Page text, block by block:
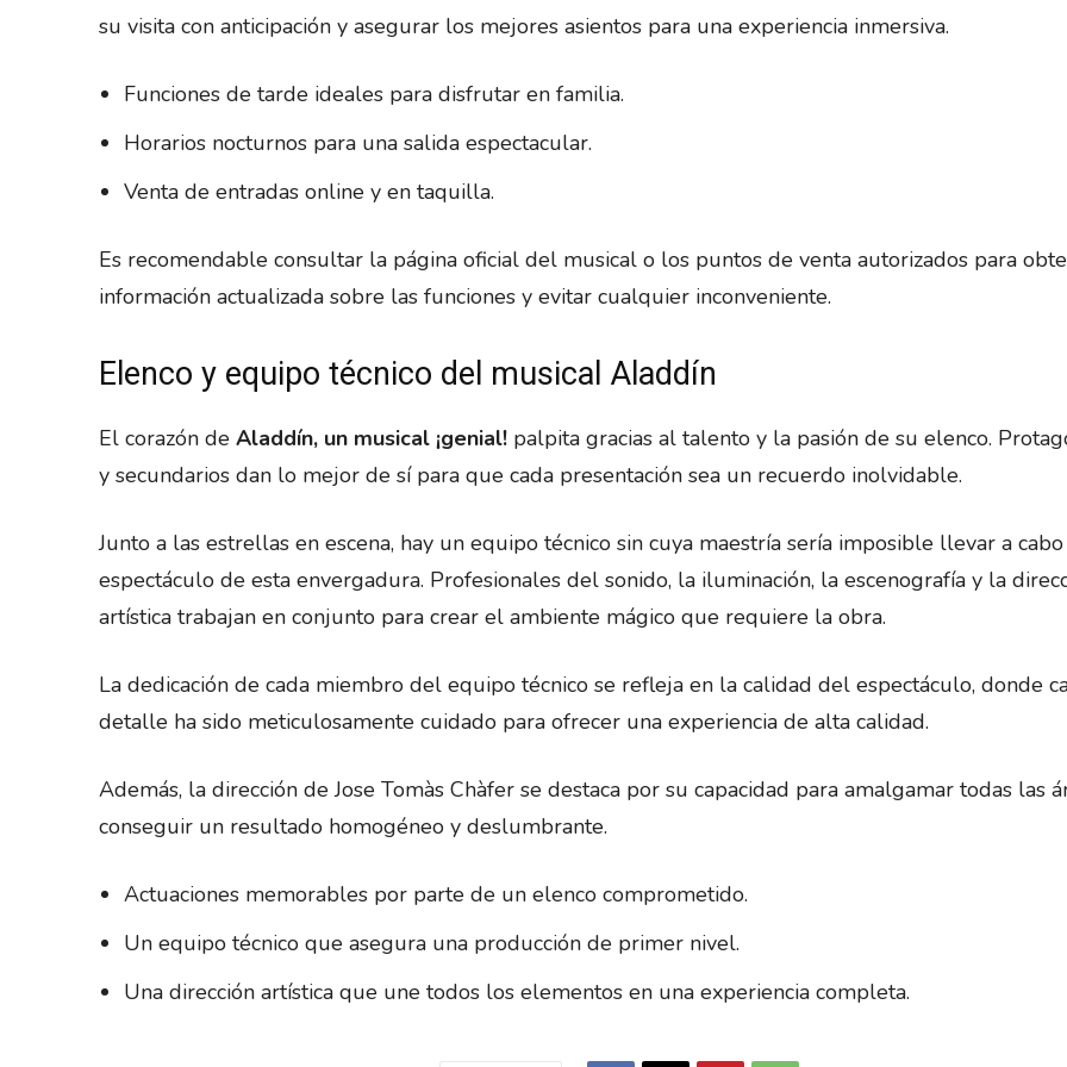
su visita con anticipación y asegurar los mejores asientos para una experiencia inmersiva.
Funciones de tarde ideales para disfrutar en familia.
Horarios nocturnos para una salida espectacular.
Venta de entradas online y en taquilla.
Es recomendable consultar la página oficial del musical o los puntos de venta autorizados para
información actualizada sobre las funciones y evitar cualquier inconveniente.
Elenco y equipo técnico del musical Aladdín
El corazón de Aladdín, un musical ¡genial!palpita gracias al talento y la pasión de su elenco.
y secundarios dan lo mejor de sí para que cada presentación sea un recuerdo inolvidable.
Junto a las estrellas en escena, hay un equipo técnico sin cuya maestría sería imposible llevar a
espectáculo de esta envergadura. Profesionales del sonido, la iluminación, la escenografía y la
artística trabajan en conjunto para crear el ambiente mágico que requiere la obra.
La dedicación de cada miembro del equipo técnico se refleja en la calidad del espectáculo, donde
detalle ha sido meticulosamente cuidado para ofrecer una experiencia de alta calidad.
Además, la dirección de Jose Tomàs Chàfer se destaca por su capacidad para amalgamar todas las
conseguir un resultado homogéneo y deslumbrante.
Actuaciones memorables por parte de un elenco comprometido.
Un equipo técnico que asegura una producción de primer nivel.
Una dirección artística que une todos los elementos en una experiencia completa.